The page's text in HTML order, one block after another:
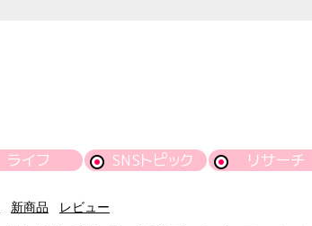
ライフ SNSトピック リサーチ
新商品
レビュー